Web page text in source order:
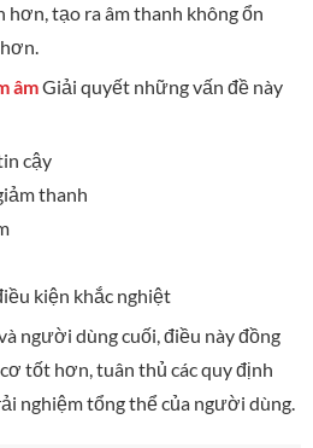
tạo ra âm thanh không ổn
âmGiải quyết những vấn đề này
cậy
thanh
kiện khắc nghiệt
người dùng cuối, điều này đồng
tốt hơn, tuân thủ các quy định
nghiệm tổng thể của người dùng.